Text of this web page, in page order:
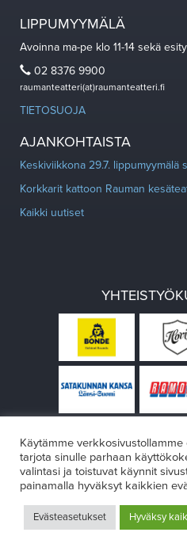
LIPPUMYYMÄLÄ
Avoinna ma-pe klo 11-14 sekä
02 8376 9900
raumanteatteri(at)raumanteatteri.fi
TIETOSUOJA
AJANKOHTAISTA
Keskiviikkona 29.7. lippumyymälä
Korkkarit kattoon Rauman
Kaikki uutiset
Design:VÄRIKÄS
Käytämme
tarjota sinulle parhaan
valintasi ja toistuvat käynnit
painamalla hyväksyt kaikkien
Evästeasetukset Hyväksy